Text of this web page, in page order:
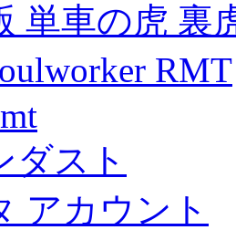
単車の虎 裏
RMT
ダスト
アカウント